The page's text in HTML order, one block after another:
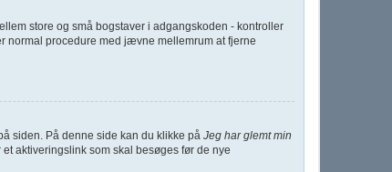
store og små bogstaver i adgangskoden - kontroller
normal procedure med jævne mellemrum at fjerne
siden. På denne side kan du klikke på Jeg har glemt min
aktiveringslink som skal besøges før de nye